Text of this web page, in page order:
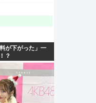
が下がった」一
？